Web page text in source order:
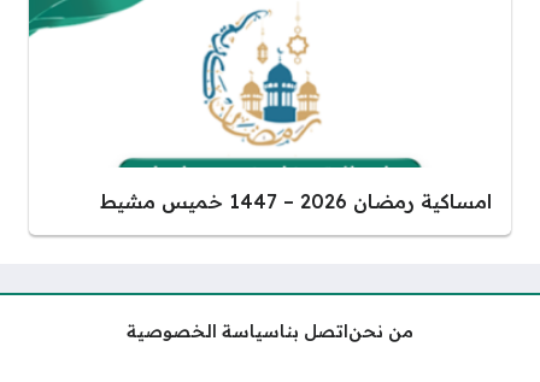
امساكية رمضان 2026 – 1447 خميس مشيط
من نحناتصل بناسياسة الخصوصية